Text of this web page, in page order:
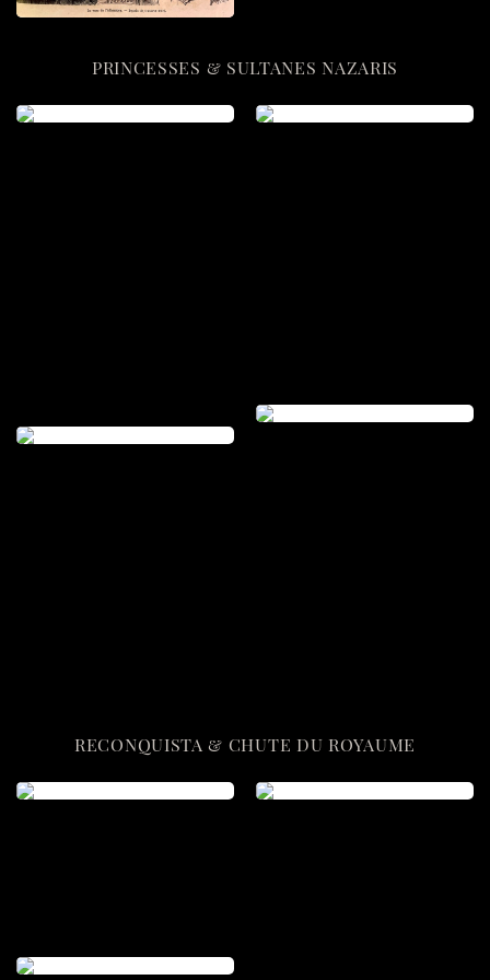
PRINCESSES & SULTANES NAZARIS
RECONQUISTA & CHUTE DU ROYAUME